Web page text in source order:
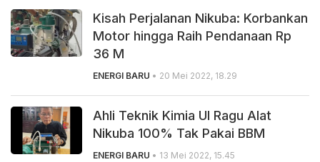
Kisah Perjalanan Nikuba: Korbankan
Motor hingga Raih Pendanaan Rp
36 M
ENERGI BARU • 20 Mei 2022, 18.29
Ahli Teknik Kimia UI Ragu Alat
Nikuba 100% Tak Pakai BBM
ENERGI BARU • 13 Mei 2022, 15.45